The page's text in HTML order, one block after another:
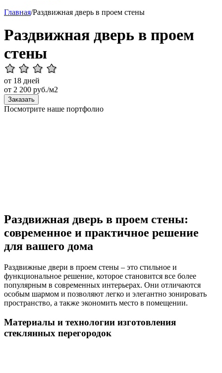
Главная/Раздвижная дверь в проем стены
Раздвижная дверь в проем
стены
от 18 дней
от 2 200 руб./м2
Заказать
Посмотрите наше портфолио
Раздвижная дверь в проем стены:
современное и практичное решение
для вашего дома
Раздвижные двери в проем стены – это стильное и
функциональное решение, которое становится все более
популярным в современных интерьерах. Они отличаются
особым шармом и позволяют легко и элегантно зонировать
пространство, а также экономить место в помещении.
Материалы и технологии изготовления
стеклянных перегородок